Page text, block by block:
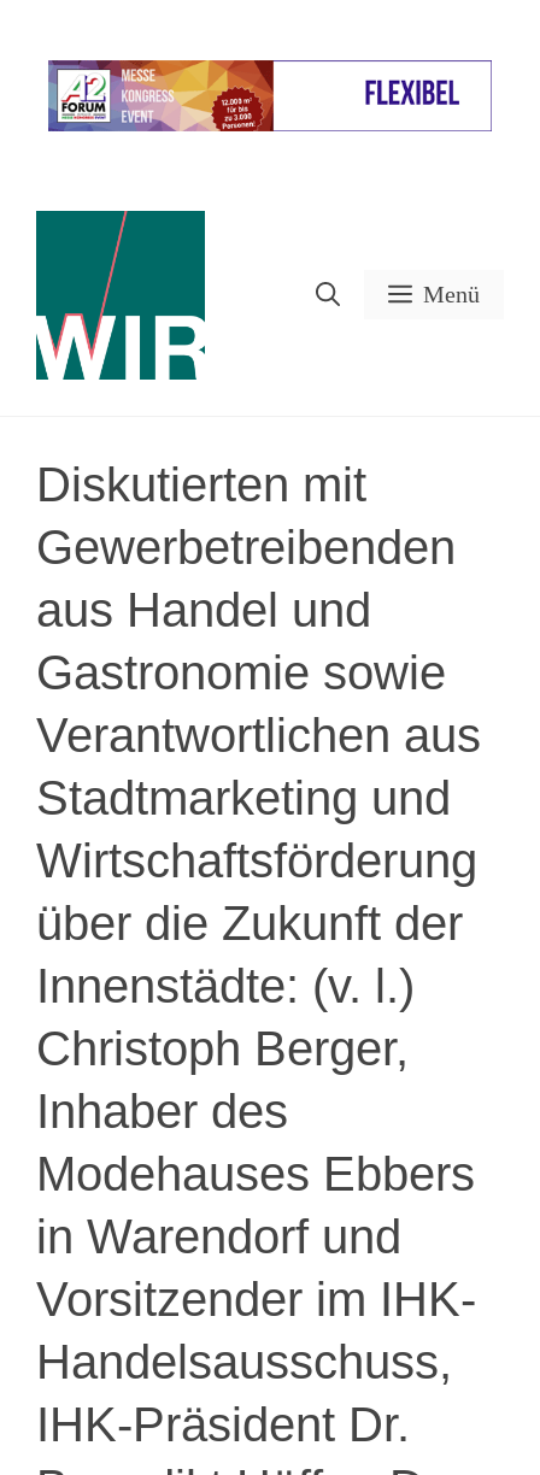
springen
Menü
Diskutierten mit
Gewerbetreibenden
aus Handel und
Gastronomie sowie
Verantwortlichen aus
Stadtmarketing und
Wirtschaftsförderung
über die Zukunft der
Innenstädte: (v. l.)
Christoph Berger,
Inhaber des
Modehauses Ebbers
in Warendorf und
Vorsitzender im IHK-
Handelsausschuss,
IHK-Präsident Dr.